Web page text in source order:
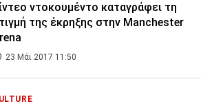
ντοκουμέντο καταγράφει τη
της έκρηξης στην Manchester
23 Μάι 2017 11:50